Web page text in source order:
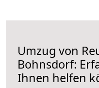
Umzug von
Bohnsdorf:
Ihnen helfen